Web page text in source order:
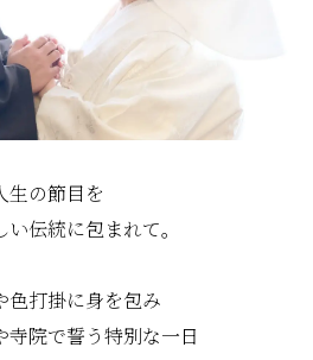
生の節目を
い伝統に包まれて。
色打掛に身を包み
寺院で誓う特別な一日